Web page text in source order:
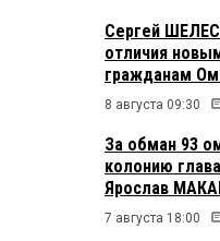
Сергей
отличия
гражданам
8 августа 09:30
За обман 93
колонию
Ярослав
7 августа 18:00